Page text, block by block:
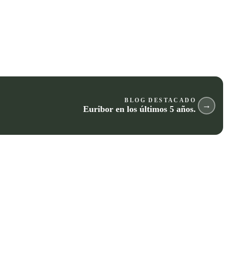
→
BLOG DESTACADO
Euribor en los últimos 5 años.